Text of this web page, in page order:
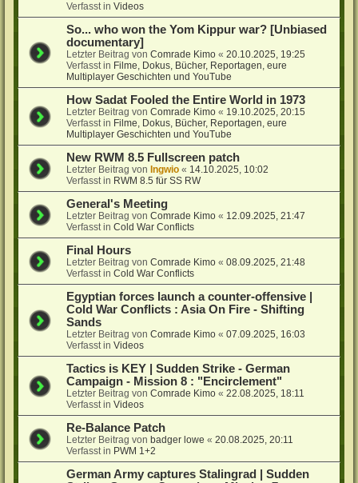
Verfasst inVideos
So... who won the Yom Kippur war? [Unbiased
documentary]
Letzter Beitrag vonComrade Kimo «20.10.2025, 19:25
Verfasst in Filme, Dokus, Bücher, Reportagen, eure
Multiplayer Geschichten und YouTube
How Sadat Fooled the Entire World in 1973
Letzter Beitrag vonComrade Kimo « 19.10.2025, 20:15
Verfasst in Filme, Dokus, Bücher, Reportagen, eure
Multiplayer Geschichten und YouTube
New RWM 8.5 Fullscreen patch
Letzter Beitrag vonIngwio « 14.10.2025, 10:02
Verfasst in RWM 8.5 für SS RW
General's Meeting
Letzter Beitrag vonComrade Kimo « 12.09.2025, 21:47
Verfasst inCold War Conflicts
Final Hours
Letzter Beitrag vonComrade Kimo «08.09.2025, 21:48
Verfasst inCold War Conflicts
Egyptian forces launch a counter-offensive |
Cold War Conflicts : Asia On Fire - Shifting
Sands
Letzter Beitrag vonComrade Kimo «07.09.2025, 16:03
Verfasst inVideos
Tactics is KEY | Sudden Strike - German
Campaign - Mission 8 : "Encirclement"
Letzter Beitrag vonComrade Kimo «22.08.2025, 18:11
Verfasst inVideos
Re-Balance Patch
Letzter Beitrag vonbadger lowe «20.08.2025, 20:11
Verfasst in PWM 1+2
German Army captures Stalingrad | Sudden